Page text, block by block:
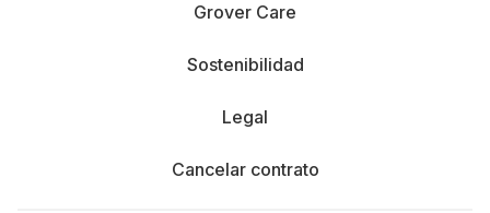
Grover Care
Sostenibilidad
Legal
Cancelar contrato